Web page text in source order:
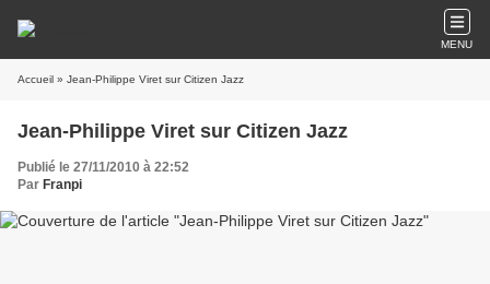
MENU
Accueil » Jean-Philippe Viret sur Citizen Jazz
Jean-Philippe Viret sur Citizen Jazz
Publié le 27/11/2010 à 22:52
Par Franpi